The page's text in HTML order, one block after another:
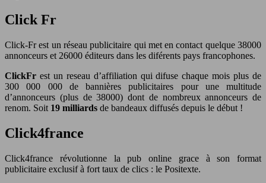
Click Fr
Click-Fr est un réseau publicitaire qui met en contact quelque 38000
annonceurs et 26000 éditeurs dans les diférents pays francophones.
ClickFr est un reseau d’affiliation qui difuse chaque mois plus de
300 000 000 de bannières publicitaires pour une multitude
d’annonceurs (plus de 38000) dont de nombreux annonceurs de
renom. Soit 19 milliards de bandeaux diffusés depuis le début !
Click4france
Click4france révolutionne la pub online grace à son format
publicitaire exclusif à fort taux de clics : le Positexte.